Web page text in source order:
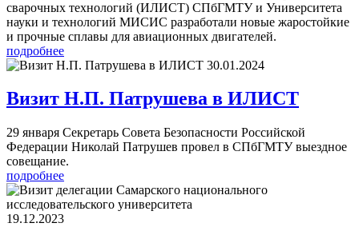
сварочных технологий (ИЛИСТ) СПбГМТУ и Университета
науки и технологий МИСИС разработали новые жаростойкие
и прочные сплавы для авиационных двигателей.
подробнее
30.01.2024
Визит Н.П. Патрушева в ИЛИСТ
29 января Секретарь Совета Безопасности Российской
Федерации Николай Патрушев провел в СПбГМТУ выездное
совещание.
подробнее
19.12.2023